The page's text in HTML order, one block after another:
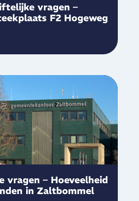
vragen –
F2 Hogeweg
vragen – Hoeveelheid
in Zaltbommel